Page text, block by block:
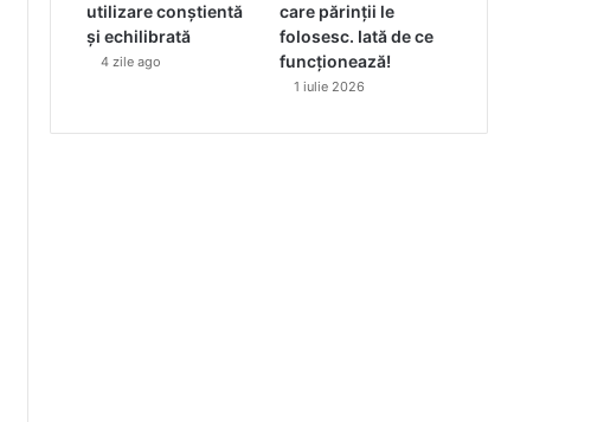
utilizare conștientă
și echilibrată
4 zile ago
care părinții le
folosesc. Iată de ce
funcționează!
1 iulie 2026